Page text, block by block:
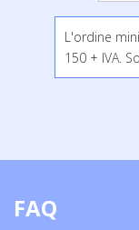
L'ordine
150 + IVA.
FAQ